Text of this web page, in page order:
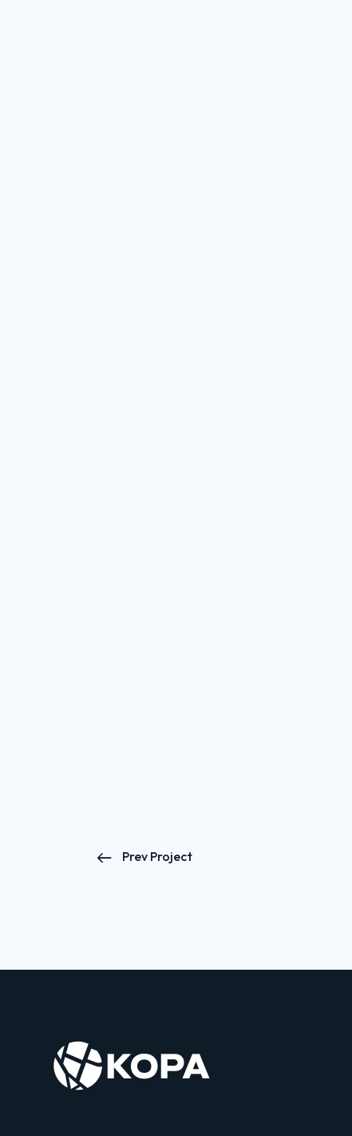
Prev Project